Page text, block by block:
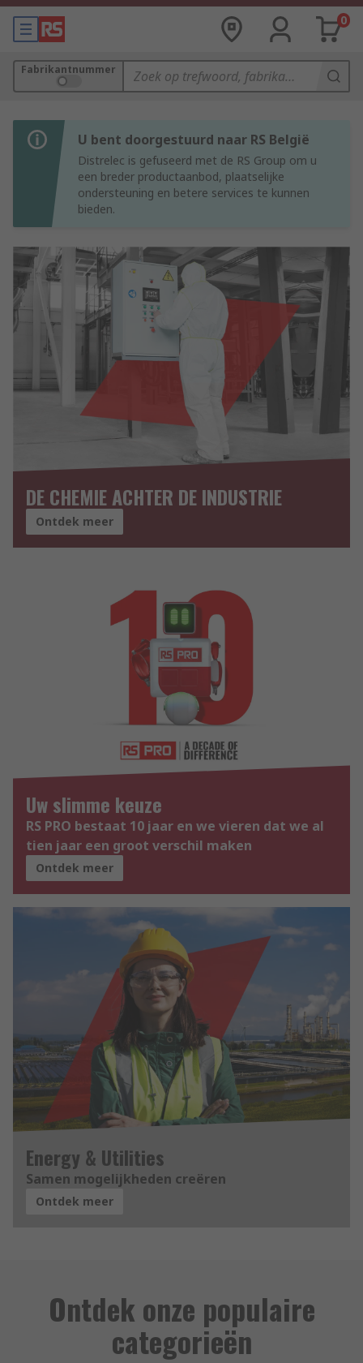
0
Fabrikantnummer
U bent doorgestuurd naar RS België
Distrelec is gefuseerd met de RS Group om u
een breder productaanbod, plaatselijke
ondersteuning en betere services te kunnen
bieden.
DE CHEMIE ACHTER DE INDUSTRIE
Ontdek meer
Uw slimme keuze
RS PRO bestaat 10 jaar en we vieren dat we al
tien jaar een groot verschil maken
Ontdek meer
Energy & Utilities
Samen mogelijkheden creëren
Ontdek meer
Ontdek onze populaire
categorieën